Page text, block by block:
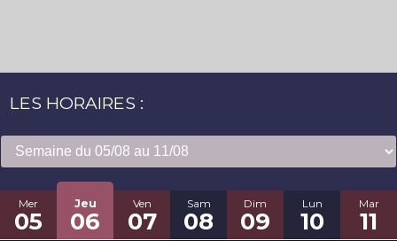
LES HORAIRES :
Mer
05
Jeu
06
Ven
07
Sam
08
Dim
09
Lun
10
Mar
11